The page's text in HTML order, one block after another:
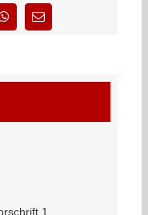
WhatsApp
E-
Mail
1